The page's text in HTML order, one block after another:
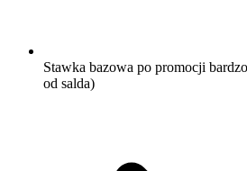
Stawka bazowa po promocji
od salda)